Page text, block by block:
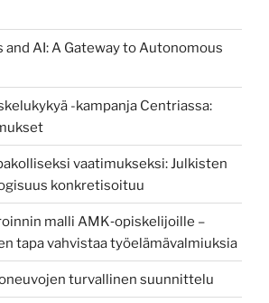
and AI: A Gateway to Autonomous
-kampanja Centriassa:
vaatimukseksi: Julkisten
konkretisoituu
malli AMK‑opiskelijoille –
tapa vahvistaa työelämävalmiuksia
turvallinen suunnittelu